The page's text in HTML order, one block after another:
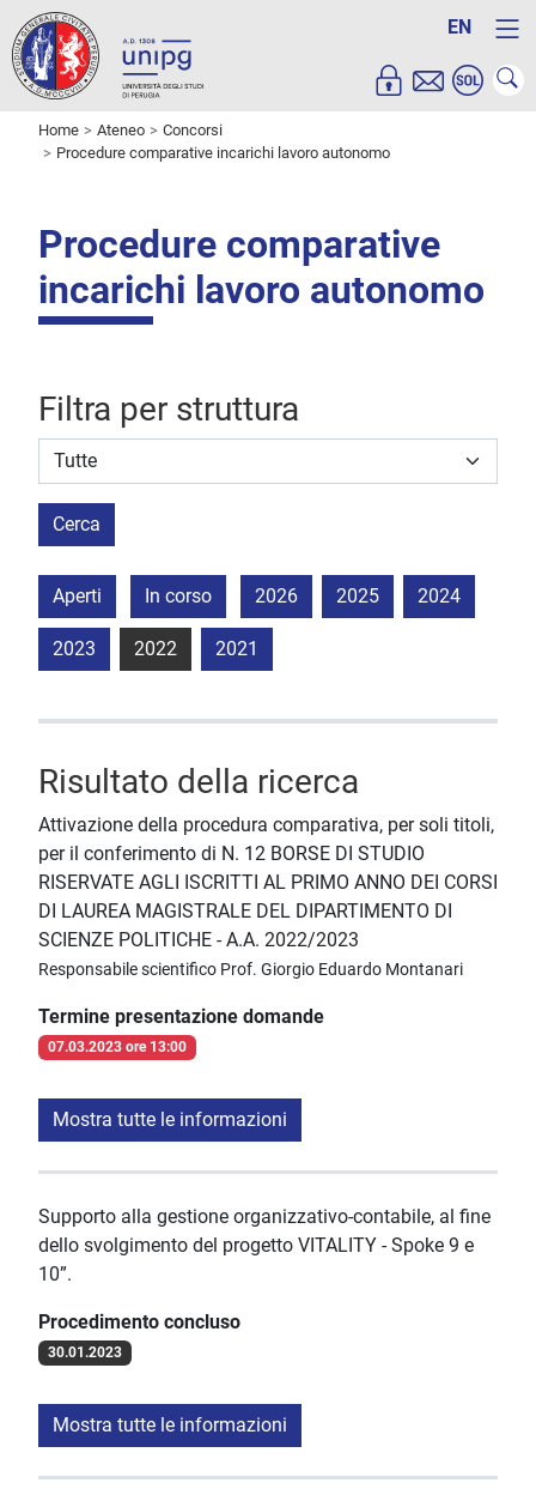
EN
Home Ateneo
Concorsi
Procedure comparative incarichi lavoro autonomo
Procedure comparative
incarichi lavoro autonomo
Filtra per struttura
Struttura stipulante
Cerca
Aperti In corso 2026 2025 2024
2023 2022 2021
Risultato della ricerca
Attivazione della procedura comparativa, per soli titoli,
per il conferimento di N. 12 BORSE DI STUDIO
RISERVATE AGLI ISCRITTI AL PRIMO ANNO DEI CORSI
DI LAUREA MAGISTRALE DEL DIPARTIMENTO DI
SCIENZE POLITICHE - A.A. 2022/2023
Responsabile scientifico Prof. Giorgio Eduardo Montanari
Termine presentazione domande
07.03.2023 ore 13:00
Mostra tutte le informazioni
Supporto alla gestione organizzativo-contabile, al fine
dello svolgimento del progetto VITALITY - Spoke 9 e
10”.
Procedimento concluso
30.01.2023
Mostra tutte le informazioni